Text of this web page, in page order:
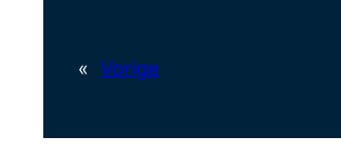
« Vorige